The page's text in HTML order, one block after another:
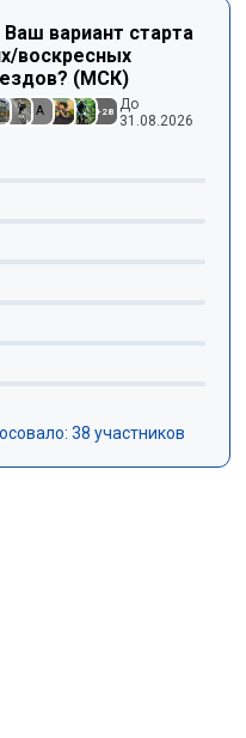
вариант старта
воскресных
(МСК)
A +28
До
31.08.2026
38 участников